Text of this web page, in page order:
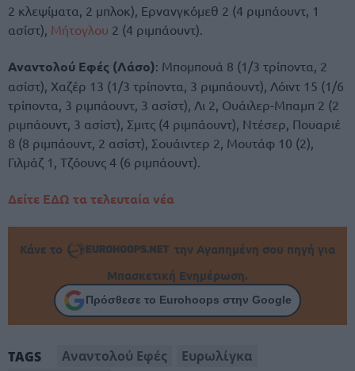
2 κλεψίματα, 2 μπλοκ), Ερνανγκόμεθ 2 (4 ριμπάουντ, 1
ασίστ), Μήτογλου 2 (4 ριμπάουντ).
Αναντολού Εφές (Λάσο): Μπομπουά 8 (1/3 τρίποντα, 2
ασίστ), Χαζέρ 13 (1/3 τρίποντα, 3 ριμπάουντ), Λόιντ 15 (1/6
τρίποντα, 3 ριμπάουντ, 3 ασίστ), Λι 2, Ουάιλερ-Μπαμπ 2 (2
ριμπάουντ, 3 ασίστ), Σμιτς (4 ριμπάουντ), Ντέσερ, Πουαριέ
8 (8 ριμπάουντ, 2 ασίστ), Σουάιντερ 2, Μουτάφ 10 (2),
Γιλμάζ 1, Τζόουνς 4 (6 ριμπάουντ).
Δείτε ΕΔΩ τα τελευταία νέα
Κάνε το
την Αγαπημένη σου πηγή για
Μπασκετική Ενημέρωση.
Πρόσθεσε το Eurohoops στην Google
TAGS Αναντολού Εφές
Ευρωλίγκα